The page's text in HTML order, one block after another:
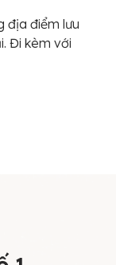
địa điểm lưu
Đi kèm với